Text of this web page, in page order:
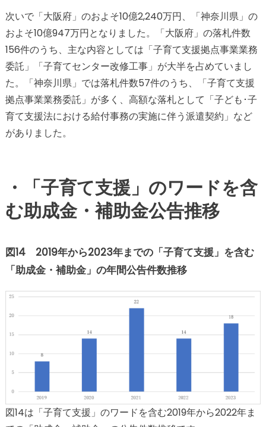
次いで「大阪府」のおよそ10億2,240万円、「神奈川県」の
およそ10億947万円となりました。「大阪府」の落札件数
156件のうち、主な内容としては「子育て支援拠点事業業務
委託」「子育てセンター改修工事」が大半を占めていまし
た。「神奈川県」では落札件数57件のうち、「子育て支援
拠点事業業務委託」が多く、高額な落札として「子ども･子
育て支援法における給付事務の実施に伴う派遣契約」など
がありました。
・「子育て支援」のワードを含
む助成金・補助金公告推移
図14 2019年から2023年までの「子育て支援」を含む
「助成金・補助金」の年間公告件数推移
図14は「子育て支援」のワードを含む2019年から2022年ま